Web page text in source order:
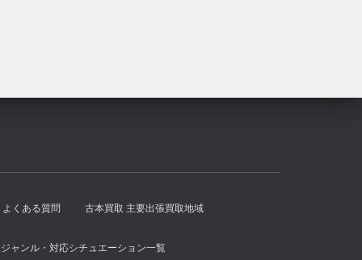
よくある質問 古本買取 主要出張買取地域
ャンル・対応シチュエーション一覧